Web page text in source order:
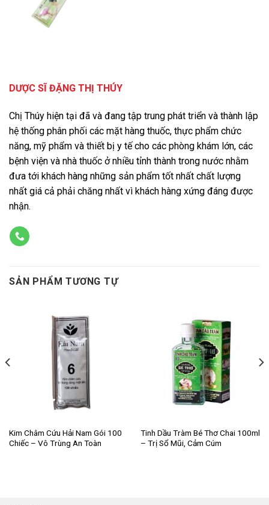
DƯỢC SĨ ĐẶNG THỊ THÚY
Chị Thúy hiện tại đã và đang tập trung phát triển và thành lập
hệ thống phân phối các mặt hàng thuốc, thực phẩm chức
năng, mỹ phẩm và thiết bị y tế cho các phòng khám lớn, các
bệnh viện và nhà thuốc ở nhiều tỉnh thành trong nước nhằm
đưa tới khách hàng những sản phẩm tốt nhất chất lượng
nhất giá cả phải chăng nhất vì khách hàng xứng đáng được
nhận.
SẢN PHẨM TƯƠNG TỰ
Kim Châm Cứu Hải Nam Gói 100
Chiếc – Vô Trùng An Toàn
Tinh Dầu Tràm Bé Thơ Chai 100ml
– Trị Sổ Mũi, Cảm Cúm